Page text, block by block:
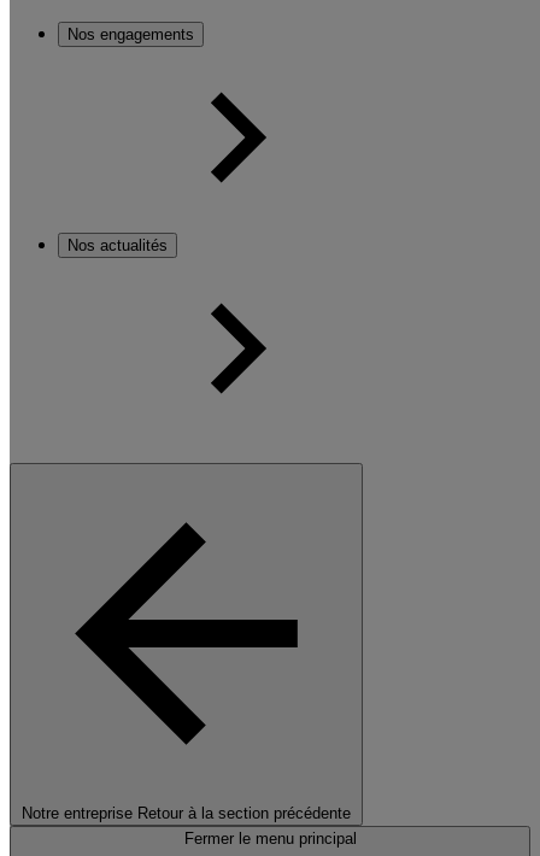
Nos engagements
Nos actualités
Notre entreprise Retour à la section précédente
Fermer le menu principal